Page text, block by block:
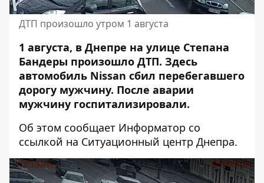
ДТП произошло утром 1 августа
1 августа, в Днепре на улице Степана
Бандеры произошло ДТП. Здесь
автомобиль Nissan сбил перебегавшего
дорогу мужчину. После аварии
мужчину госпитализировали.
Об этом сообщает Информатор со
ссылкой на Ситуационный центр Днепра.